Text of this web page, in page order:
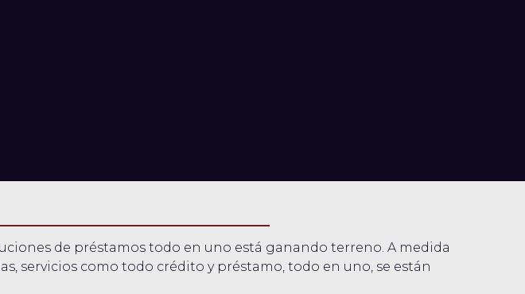
de préstamos todo en uno está ganando terreno. A medida
servicios como todo crédito y préstamo, todo en uno, se están